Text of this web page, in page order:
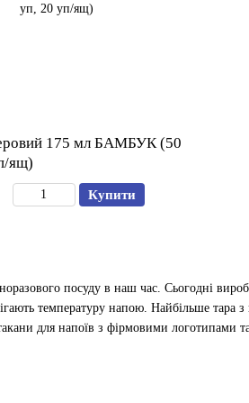
посуду в наш час. Сьогодні
температуру напою. Найбільше
для напоїв з фірмовими логотипами
175 мл БАМБУК (50
ящ)
Купити